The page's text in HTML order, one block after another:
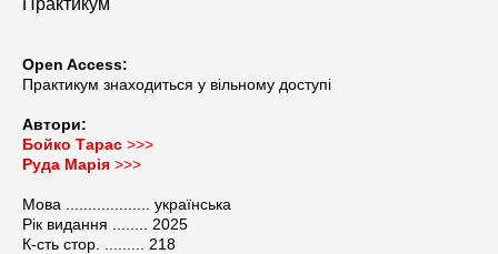
Практикум
Open Access:
Практикум знаходиться у вільному доступі
Автори:
Бойко Тарас >>>
Руда Марія >>>
Мова ................... українська
Рік видання ........ 2025
К-сть стор. ......... 218